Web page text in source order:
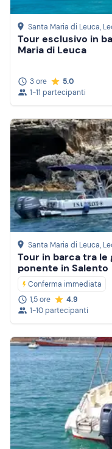
Santa Maria di Leuca,
Tour esclusivo in
Maria di Leuca
3 ore
5.0
1-11 partecipanti
Santa Maria di Leuca,
Tour in barca tra
ponente in Salento
Conferma immediata
1,5 ore
4.9
1-10 partecipanti